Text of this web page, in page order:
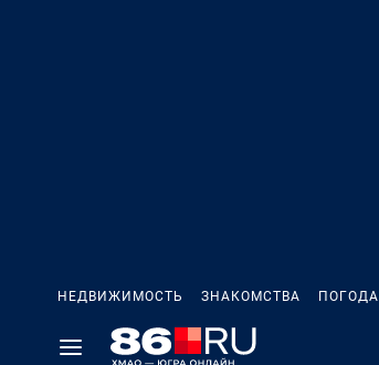
НЕДВИЖИМОСТЬ ЗНАКОМСТВА ПОГОДА